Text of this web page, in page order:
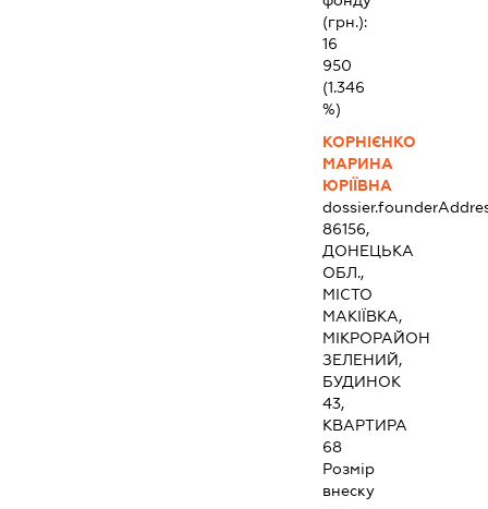
(грн.):
16
950
(1.346
%)
КОРНІЄНКО
МАРИНА
ЮРІЇВНА
86156,
ДОНЕЦЬКА
ОБЛ.,
МІСТО
МАКІЇВКА,
МІКРОРАЙОН
ЗЕЛЕНИЙ,
БУДИНОК
43,
КВАРТИРА
68
Розмір
внеску